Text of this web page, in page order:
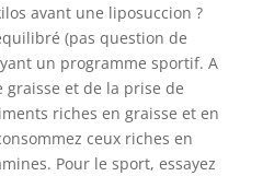
avant une liposuccion ?
(pas question de
un programme sportif. A
et de la prise de
riches en graisse et en
ceux riches en
Pour le sport, essayez